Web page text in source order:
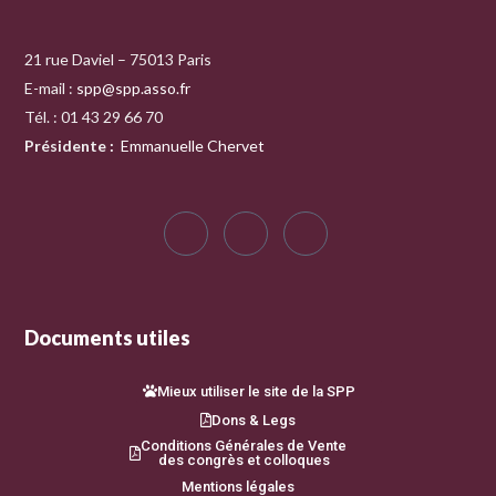
21 rue Daviel – 75013 Paris
E-mail : spp@spp.asso.fr
Tél. : 01 43 29 66 70
Présidente : Emmanuelle Chervet
Documents utiles
Mieux utiliser le site de la SPP
Dons & Legs
Conditions Générales de Vente
des congrès et colloques
Mentions légales